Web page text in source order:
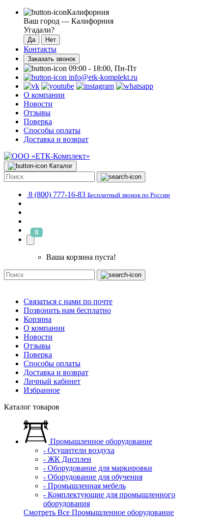
Калифорния
Ваш город — Калифорния
Угадали?
Контакты
Заказать звонок
09:00 - 18:00, Пн-Пт
info@etk-komplekt.ru
О компании
Новости
Отзывы
Поверка
Способы оплаты
Доставка и возврат
Каталог
8 (800) 777-16-83 Бесплатный звонок по России
0
Ваша корзина пуста!
Связаться с нами по почте
Позвонить нам бесплатно
Корзина
О компании
Новости
Отзывы
Поверка
Способы оплаты
Доставка и возврат
Личный кабинет
Избранное
Каталог товаров
Промышленное оборудование
- Осушители воздуха
- ЖК Дисплеи
- Оборудование для маркировки
- Оборудование для обучения
- Промышленная мебель
- Комплектующие для промышленного
оборудования
Смотреть Все Промышленное оборудование